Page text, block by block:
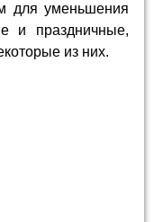
для уменьшения
и праздничные,
из них.